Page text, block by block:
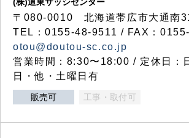
〒080-0010 北海道帯広市大通南
TEL：0155-48-9511 / FAX：
otou@doutou-sc.co.jp
営業時間：8:30〜18:00 / 定休日：
日・他・土曜日有
販売可 工事・取付可